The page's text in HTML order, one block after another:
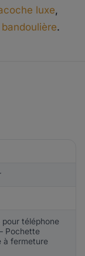
luxe,
.
téléphone
Pochette
à fermeture